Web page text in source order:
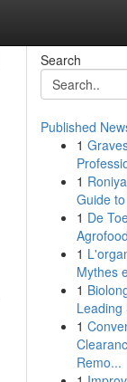
Search
Published
1
1
Guide
1 De
1
Mythes
1
Leading
1
Remo...